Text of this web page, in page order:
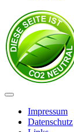
Impressum
Datenschutz